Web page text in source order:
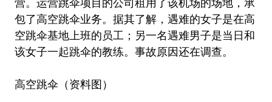
营。运营跳伞项目的公司租用了该机场的场地，承
包了高空跳伞业务。据其了解，遇难的女子是在高
空跳伞基地上班的员工；另一名遇难男子是当日和
该女子一起跳伞的教练。事故原因还在调查。
高空跳伞（资料图）